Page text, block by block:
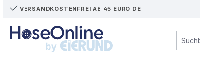
Hauptinhalt springen
Zur Suche springen
Zur Hauptnavigation springen
VERSANDKOSTENFREI AB 45 EURO DE